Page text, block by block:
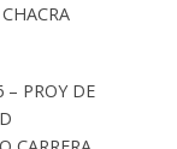
PROY DE